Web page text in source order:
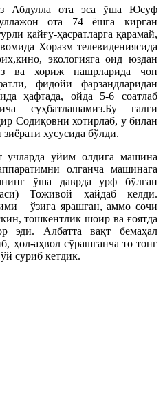
Абдулла ота эса ўша Юсуф
ота 74 ёшга кирган
қайғу-ҳасратларга қарамай,
Хоразм телевидениясида
экологияга оид юздан
ва хориж нашрларида чоп
фидойи фарзандларидан
ҳафтада, ойда 5-6 соатлаб
суҳбатлашамиз.Бу галги
Содиқовни хотирлаб, у билан
хусусида бўлди.
уйим олдига машина
олганча машинага
ўша даврда урф бўлган
Тоживой ҳайдаб келди.
ўзига ярашган, аммо сочи
тошкентлик шоир ва ғоятда
эди. Албатта вақт бемаҳал
ҳол-аҳвол сўрашганча то тонг
суриб кетдик.